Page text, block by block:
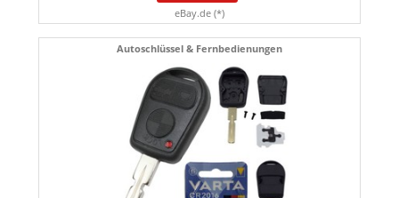
eBay.de (*)
Autoschlüssel & Fernbedienungen